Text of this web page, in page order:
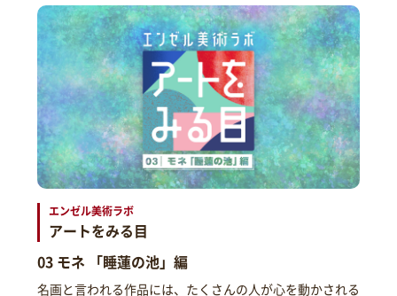
エンゼル美術ラボ
アートをみる目
03 モネ 「睡蓮の池」編
名画と言われる作品には、たくさんの人が心を動かされる